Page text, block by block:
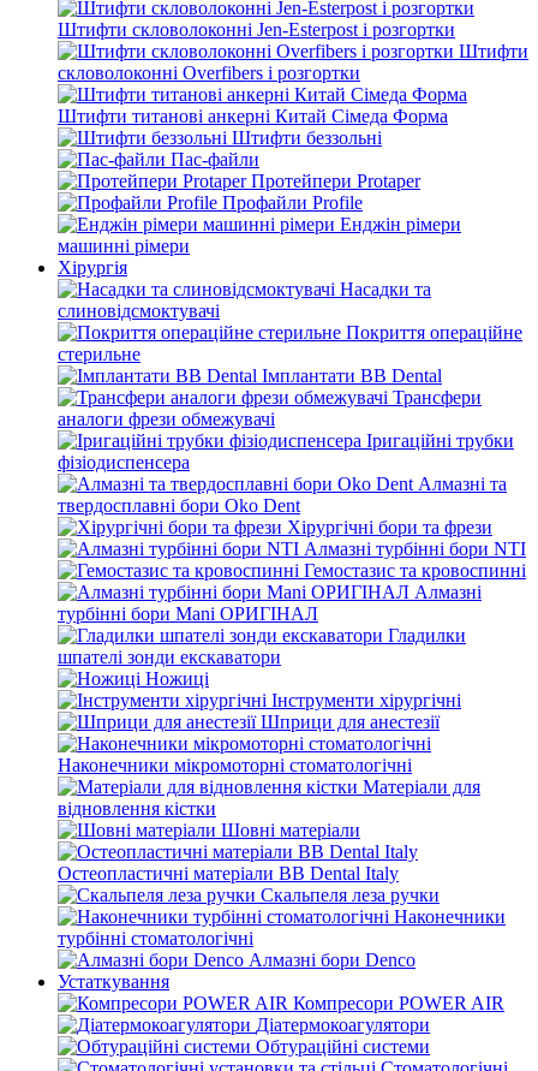
Штифти скловолоконні Jen-Esterpost і розгортки
Штифти
скловолоконні Overfibers і розгортки
Штифти титанові анкерні Китай Сімеда Форма
Штифти беззольні
Пас-файли
Протейпери Protaper
Профайли Profile
Енджін рімери
машинні рімери
Хірургія
Насадки та
слиновідсмоктувачі
Покриття операційне
стерильне
Імплантати BB Dental
Трансфери
аналоги фрези обмежувачі
Іригаційні трубки
фізіодиспенсера
Алмазні та
твердосплавні бори Oko Dent
Хірургічні бори та фрези
Алмазні турбінні бори NTI
Гемостазис та кровоспинні
Алмазні
турбінні бори Mani ОРИГІНАЛ
Гладилки
шпателі зонди екскаватори
Ножиці
Інструменти хірургічні
Шприци для анестезії
Наконечники мікромоторні стоматологічні
Матеріали для
відновлення кістки
Шовні матеріали
Остеопластичні матеріали BB Dental Italy
Скальпеля леза ручки
Наконечники
турбінні стоматологічні
Алмазні бори Denco
Устаткування
Компресори POWER AIR
Діатермокоагулятори
Обтураційні системи